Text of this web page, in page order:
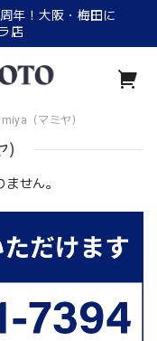
年！大阪・梅田に
店
（マミヤ）
せん。